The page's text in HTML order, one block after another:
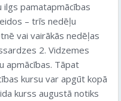
pamatapmācības
– trīs nedēļu
vai vairākās nedēļas
2. Vidzemes
apmācības. Tāpat
kursu var apgūt kopā
kurss augustā notiks